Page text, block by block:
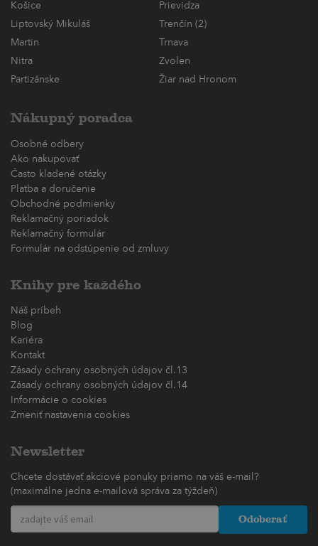
Košice
Prievidza
Liptovský Mikuláš
Trenčín (2)
Martin
Trnava
Nitra
Zvolen
Partizánske
Žiar nad Hronom
Nákupný poradca
Osobné odbery
Ako nakupovať
Často kladené otázky
Platba a doručenie
Obchodné podmienky
Reklamačný poriadok
Reklamačný formulár
Formulár na odstúpenie od zmluvy
Knihy pre každého
Náš príbeh
Blog
Kariéra
Kontakt
Zásady ochrany osobných údajov čl.13
Zásady ochrany osobných údajov čl.14
Informácie o cookies
Zmeniť nastavenia cookies
Newsletter
Chcete dostávať akciové ponuky priamo na váš e-mail?
(maximálne jedna e-mailová správa za týždeň)
Odoberať